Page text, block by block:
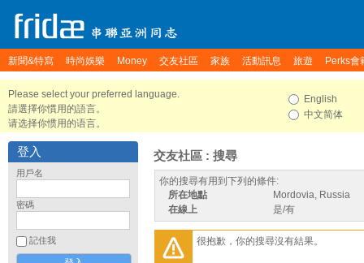
新聞&特寫 時尚娛樂 Money 交友社區 家族 活動訊息 旅遊 Perks會
Please select your preferred language.
請選擇你慣用的語言。
请选择你惯用的语言。
English
中文简体
登入
用戶名
密碼
記住我
交友社區 : 搜尋
你的搜尋有用到下列的條件:
所在地點
Mordovia, Russia
在線上
是/有
很抱歉，你的搜尋沒有結果。